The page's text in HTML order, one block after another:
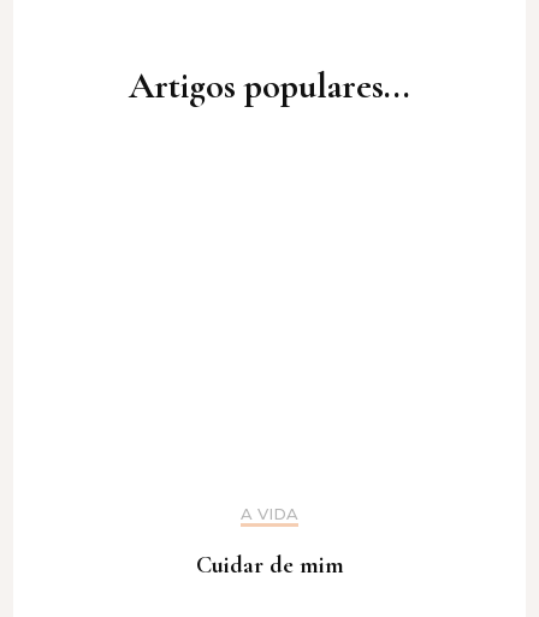
Artigos populares...
A VIDA
Cuidar de mim